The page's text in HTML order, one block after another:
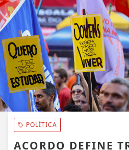
EM ALTA
POLÍTICA
ACORDO DEFINE